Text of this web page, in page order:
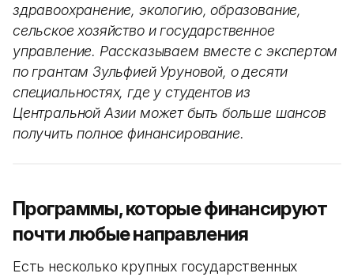
здравоохранение, экологию, образование,
сельское хозяйство и государственное
управление. Рассказываем вместе с экспертом
по грантам Зульфией Уруновой, о десяти
специальностях, где у студентов из
Центральной Азии может быть больше шансов
получить полное финансирование.
Программы, которые финансируют
почти любые направления
Есть несколько крупных государственных